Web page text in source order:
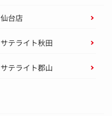
仙台店
サテライト秋田
サテライト郡山